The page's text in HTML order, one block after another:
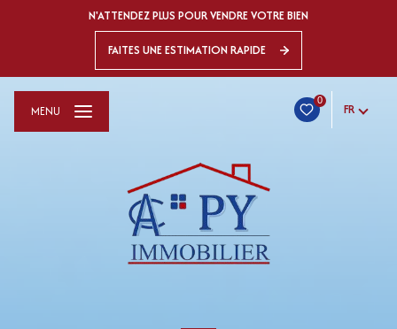
N'ATTENDEZ PLUS POUR VENDRE VOTRE BIEN
FAITES UNE ESTIMATION RAPIDE
0
FR
MENU